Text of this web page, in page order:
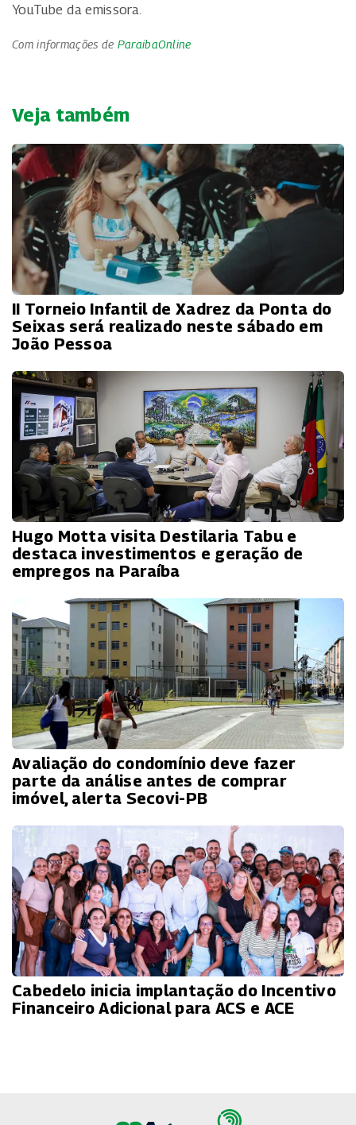
YouTube da emissora.
Com informações de ParaibaOnline
Veja também
II Torneio Infantil de Xadrez da Ponta do
Seixas será realizado neste sábado em
João Pessoa
Hugo Motta visita Destilaria Tabu e
destaca investimentos e geração de
empregos na Paraíba
Avaliação do condomínio deve fazer
parte da análise antes de comprar
imóvel, alerta Secovi-PB
Cabedelo inicia implantação do Incentivo
Financeiro Adicional para ACS e ACE